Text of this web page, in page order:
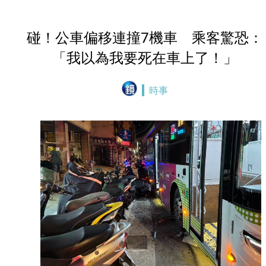
碰！公車偏移連撞7機車 乘客驚恐：
「我以為我要死在車上了！」
時事